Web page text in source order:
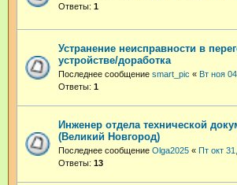
Ответы: 1
Устранение неисправности в
устройстве/доработка
Последнее сообщение smart_pic « Вт ноя
Ответы: 1
Инженер отдела технической
(Великий Новгород)
Последнее сообщение Olga2025 « Пт окт
Ответы: 13